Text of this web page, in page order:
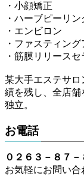
・小顔矯正
・ハーブピーリ
・エンビロン
・ファスティン
・筋膜リリースセ
某大手エステサ
績を残し、全店
独立。
お電話
０２６３－８７－
お気軽にお問い合